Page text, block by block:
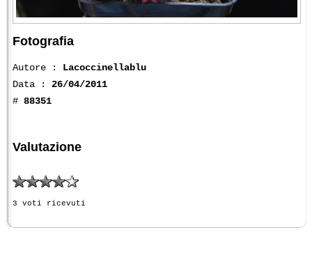
Fotografia
Autore : Lacoccinellablu
Data : 26/04/2011
# 88351
Valutazione
3 voti ricevuti